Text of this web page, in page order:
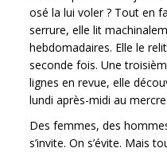
osé la lui voler ? Tout en
serrure, elle lit
hebdomadaires. Elle le
seconde fois. Une
lignes en revue, elle
lundi après-midi au
Des femmes, des
s’invite. On s’évite. Mais